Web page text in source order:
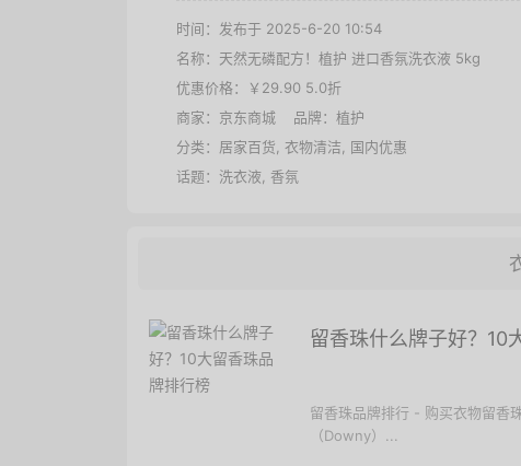
时间：发布于 2025-6-20 10:54
名称： 天然无磷配方！植护 进口香氛洗衣液 5kg
优惠价格：
￥29.90 5.0折
商家： 京东商城 品牌： 植护
分类： 居家百货 衣物清洁
国内优惠
话题： 洗衣液 香氛
留香珠什么牌子好？10
留香珠品牌排行 - 购买衣物留香
（Downy）...